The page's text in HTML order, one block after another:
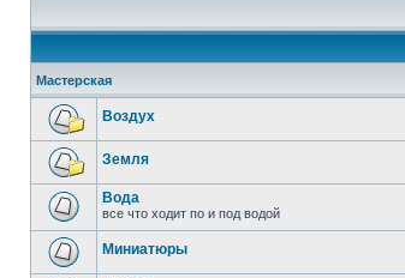
Мастерская
Воздух
Земля
Вода
все что ходит по и под водой
Миниатюры